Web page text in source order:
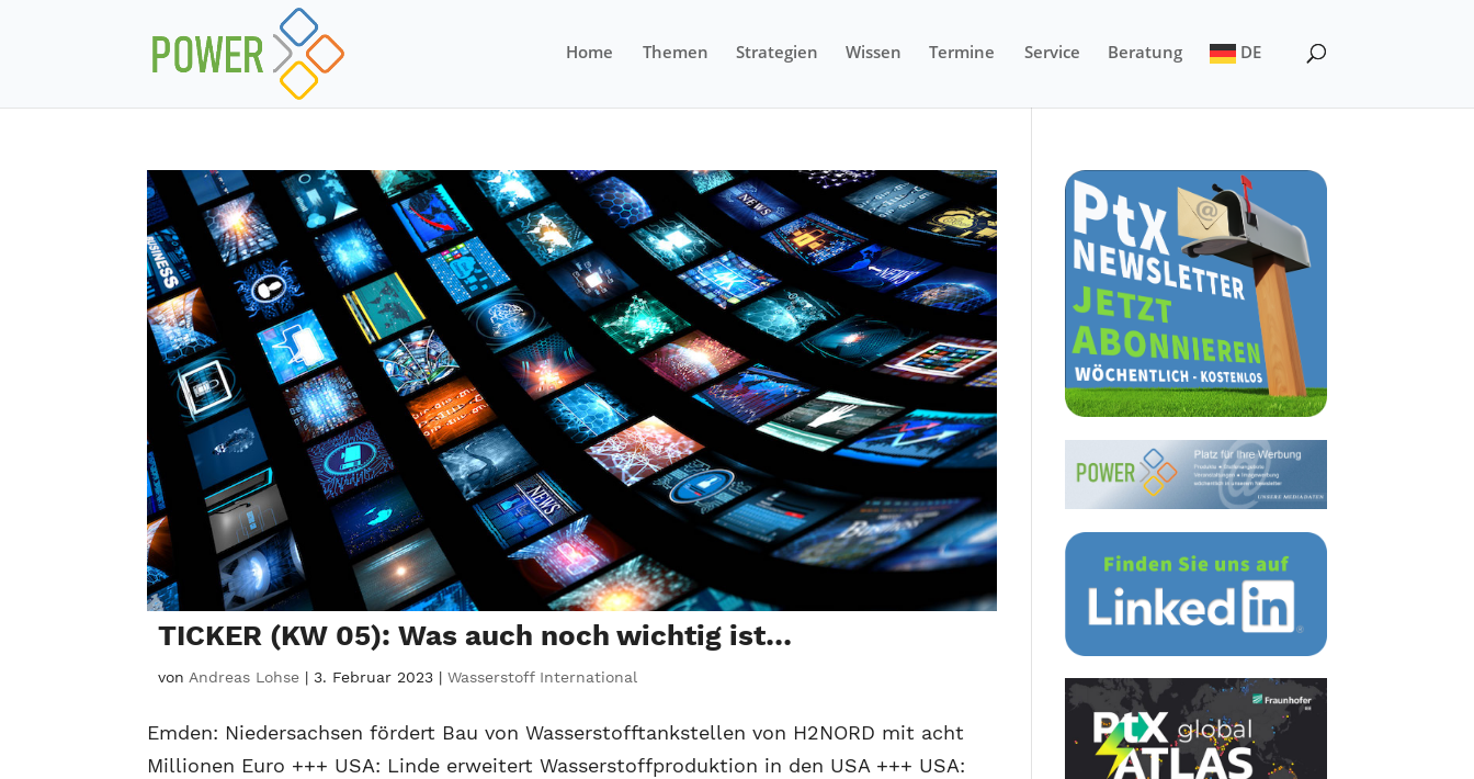
Home Themen Strategien Wissen Termine Service Beratung DE
TICKER (KW 05): Was auch noch wichtig ist…
vonAndreas Lohse |3. Februar 2023 |Wasserstoff International
Emden: Niedersachsen fördert Bau von Wasserstofftankstellen von H2NORD mit acht
Millionen Euro +++ USA: Linde erweitert Wasserstoffproduktion in den USA +++ USA: